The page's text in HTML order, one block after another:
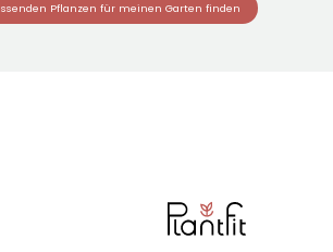
Pflanzen für meinen Garten finden